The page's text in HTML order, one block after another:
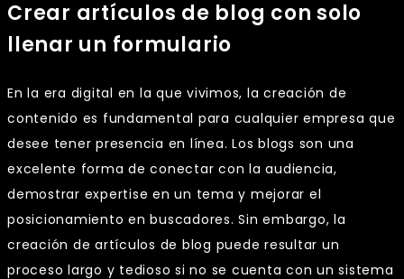
Crear artículos de blog con solo
llenar un formulario
En la era digital en la que vivimos, la creación de
contenido es fundamental para cualquier empresa que
desee tener presencia en línea. Los blogs son una
excelente forma de conectar con la audiencia,
demostrar expertise en un tema y mejorar el
posicionamiento en buscadores. Sin embargo, la
creación de artículos de blog puede resultar un
proceso largo y tedioso si no se cuenta con un sistema